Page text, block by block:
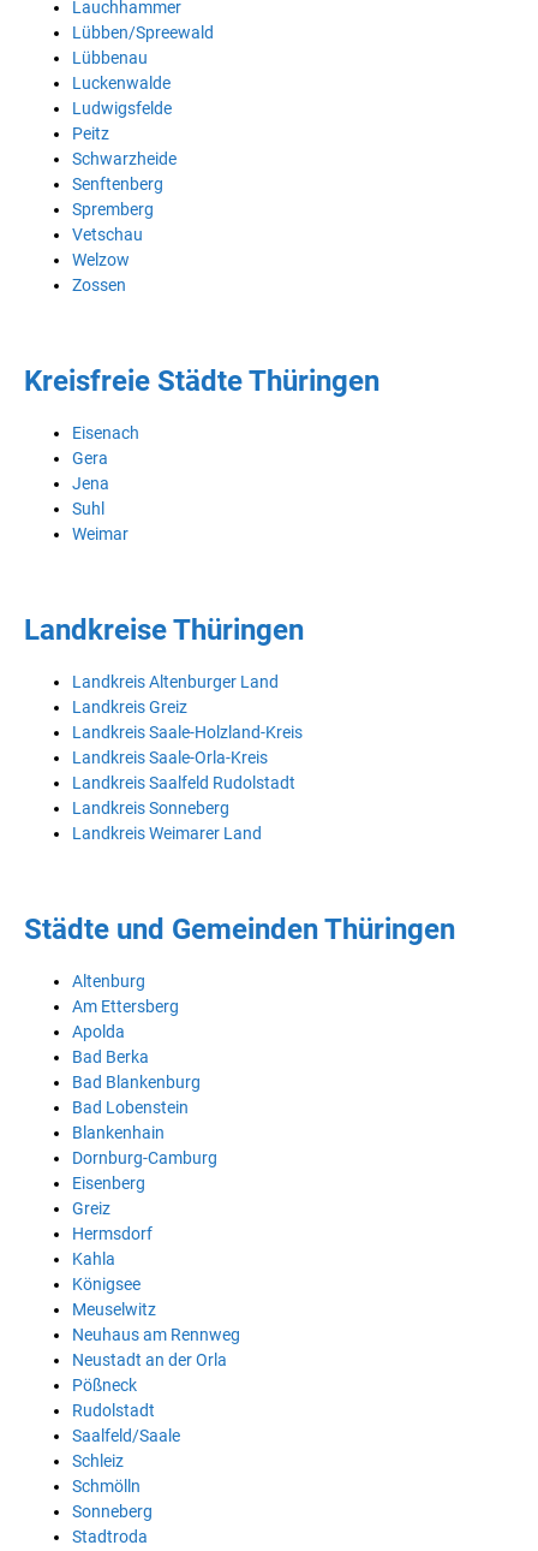
Lauchhammer
Lübben/Spreewald
Lübbenau
Luckenwalde
Ludwigsfelde
Peitz
Schwarzheide
Senftenberg
Spremberg
Vetschau
Welzow
Zossen
Kreisfreie Städte Thüringen
Eisenach
Gera
Jena
Suhl
Weimar
Landkreise Thüringen
Landkreis Altenburger Land
Landkreis Greiz
Landkreis Saale-Holzland-Kreis
Landkreis Saale-Orla-Kreis
Landkreis Saalfeld Rudolstadt
Landkreis Sonneberg
Landkreis Weimarer Land
Städte und Gemeinden Thüringen
Altenburg
Am Ettersberg
Apolda
Bad Berka
Bad Blankenburg
Bad Lobenstein
Blankenhain
Dornburg-Camburg
Eisenberg
Greiz
Hermsdorf
Kahla
Königsee
Meuselwitz
Neuhaus am Rennweg
Neustadt an der Orla
Pößneck
Rudolstadt
Saalfeld/Saale
Schleiz
Schmölln
Sonneberg
Stadtroda